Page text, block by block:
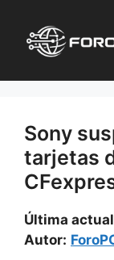
contenido
Sony
tarjetas
Última
Autor: